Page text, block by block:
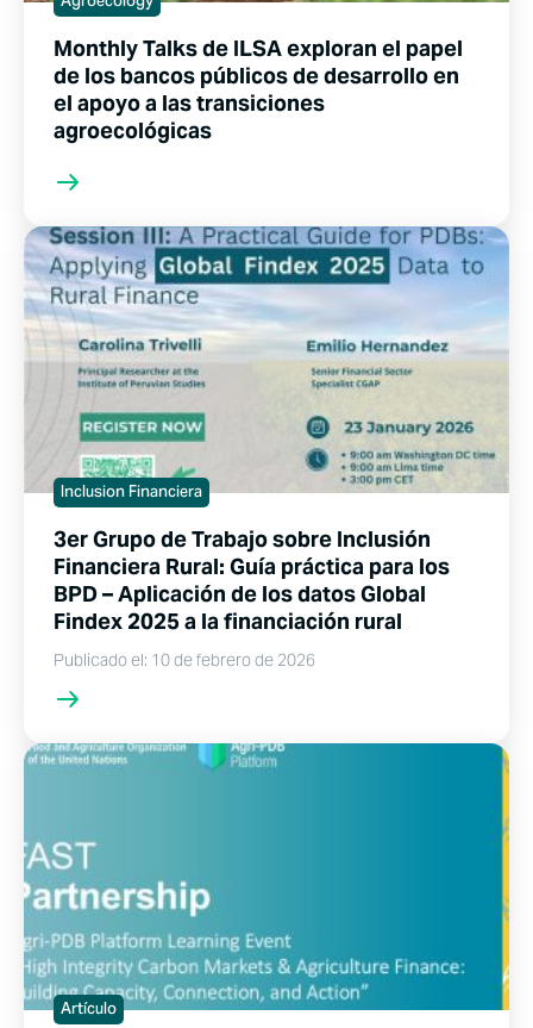
Monthly Talks de ILSA exploran el papel
de los bancos públicos de desarrollo en
el apoyo a las transiciones
agroecológicas
Inclusion Financiera
3er Grupo de Trabajo sobre Inclusión
Financiera Rural: Guía práctica para los
BPD – Aplicación de los datos Global
Findex 2025 a la financiación rural
Publicado el: 10 de febrero de 2026
Artículo